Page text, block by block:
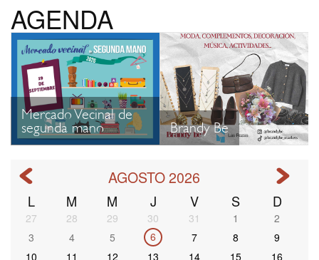
AGENDA
Mercado Vecinal de
segunda mano
Brandy Be
AGOSTO 2026
Paginación
L M M J V S D
27 28 29 30 31 1
2
3
4 5 6 7 8
9
10
11 12 13 14 15 16